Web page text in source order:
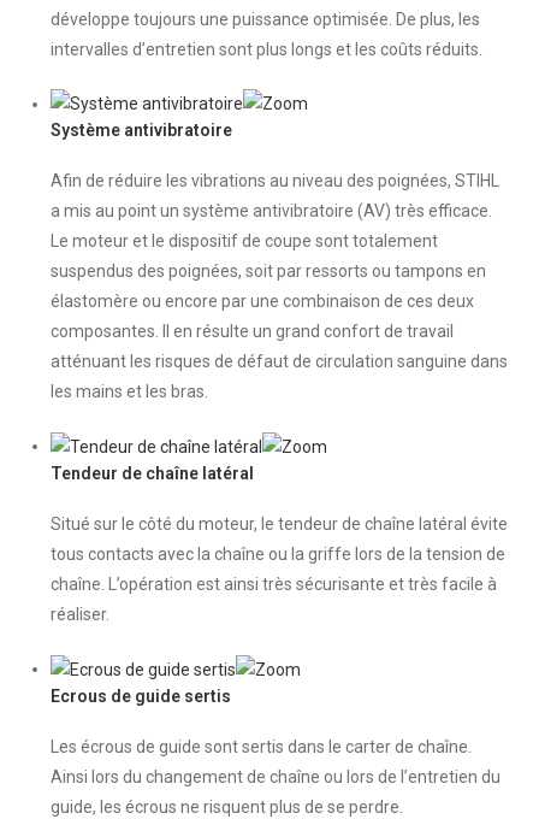
développe toujours une puissance optimisée. De plus, les
intervalles d’entretien sont plus longs et les coûts réduits.
Système antivibratoire
Afin de réduire les vibrations au niveau des poignées, STIHL
a mis au point un système antivibratoire (AV) très efficace.
Le moteur et le dispositif de coupe sont totalement
suspendus des poignées, soit par ressorts ou tampons en
élastomère ou encore par une combinaison de ces deux
composantes. Il en résulte un grand confort de travail
atténuant les risques de défaut de circulation sanguine dans
les mains et les bras.
Tendeur de chaîne latéral
Situé sur le côté du moteur, le tendeur de chaîne latéral évite
tous contacts avec la chaîne ou la griffe lors de la tension de
chaîne. L’opération est ainsi très sécurisante et très facile à
réaliser.
Ecrous de guide sertis
Les écrous de guide sont sertis dans le carter de chaîne.
Ainsi lors du changement de chaîne ou lors de l’entretien du
guide, les écrous ne risquent plus de se perdre.